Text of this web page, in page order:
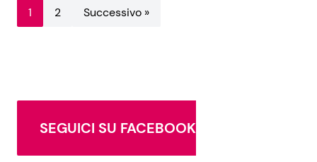
1 2 Successivo »
SEGUICI SU FACEBOOK